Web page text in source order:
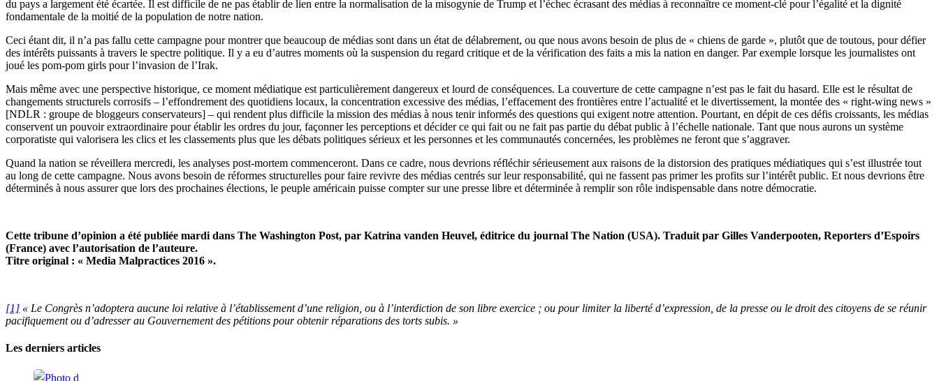
du pays a largement été écartée. Il est difficile de ne pas établir de lien entre la normalisation de la misogynie de Trump et l’échec écrasant des médias à reconnaître ce moment-clé pour l’égalité et la dignité
fondamentale de la moitié de la population de notre nation.
Ceci étant dit, il n’a pas fallu cette campagne pour montrer que beaucoup de médias sont dans un état de délabrement, ou que nous avons besoin de plus de « chiens de garde », plutôt que de toutous, pour défier
des intérêts puissants à travers le spectre politique. Il y a eu d’autres moments où la suspension du regard critique et de la vérification des faits a mis la nation en danger. Par exemple lorsque les journalistes ont
joué les pom-pom girls pour l’invasion de l’Irak.
Mais même avec une perspective historique, ce moment médiatique est particulièrement dangereux et lourd de conséquences. La couverture de cette campagne n’est pas le fait du hasard. Elle est le résultat de
changements structurels corrosifs – l’effondrement des quotidiens locaux, la concentration excessive des médias, l’effacement des frontières entre l’actualité et le divertissement, la montée des « right-wing news »
[NDLR : groupe de bloggeurs conservateurs] – qui rendent plus difficile la mission des médias à nous tenir informés des questions qui exigent notre attention. Pourtant, en dépit de ces défis croissants, les médias
conservent un pouvoir extraordinaire pour établir les ordres du jour, façonner les perceptions et décider ce qui fait ou ne fait pas partie du débat public à l’échelle nationale. Tant que nous aurons un système
corporatiste qui valorisera les clics et les classements plus que les débats politiques sérieux et les personnes et les communautés concernées, les problèmes ne feront que s’aggraver.
Quand la nation se réveillera mercredi, les analyses post-mortem commenceront. Dans ce cadre, nous devrions réfléchir sérieusement aux raisons de la distorsion des pratiques médiatiques qui s’est illustrée tout
au long de cette campagne. Nous avons besoin de réformes structurelles pour faire revivre des médias centrés sur leur responsabilité, qui ne fassent pas primer les profits sur l’intérêt public. Et nous devrions être
déterminés à nous assurer que lors des prochaines élections, le peuple américain puisse compter sur une presse libre et déterminée à remplir son rôle indispensable dans notre démocratie.
Cette tribune d’opinion a été publiée mardi dans The Washington Post, par Katrina vanden Heuvel, éditrice du journal The Nation (USA). Traduit par Gilles Vanderpooten, Reporters d’Espoirs
(France) avec l’autorisation de l’auteure.
Titre original : « Media Malpractices 2016 ».
[1] « Le Congrès n’adoptera aucune loi relative à l’établissement d’une religion, ou à l’interdiction de son libre exercice ; ou pour limiter la liberté d’expression, de la presse ou le droit des citoyens de se réunir
pacifiquement ou d’adresser au Gouvernement des pétitions pour obtenir réparations des torts subis. »
Les derniers articles